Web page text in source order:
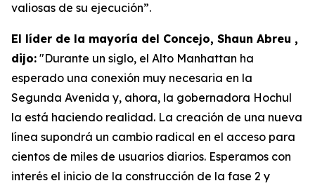
valiosas de su ejecución”.
El líder de la mayoría del Concejo, Shaun Abreu ,
dijo: "Durante un siglo, el Alto Manhattan ha
esperado una conexión muy necesaria en la
Segunda Avenida y, ahora, la gobernadora Hochul
la está haciendo realidad. La creación de una nueva
línea supondrá un cambio radical en el acceso para
cientos de miles de usuarios diarios. Esperamos con
interés el inicio de la construcción de la fase 2 y